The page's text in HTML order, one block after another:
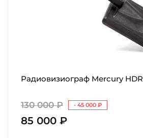
Радиовизиограф Mercury HDR
130 000 ₽ - 45 000 ₽
85 000 ₽